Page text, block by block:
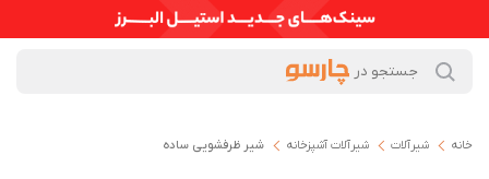
خانه شیرآلات شیرآلات آشپزخانه شیر ظرفشویی ساده